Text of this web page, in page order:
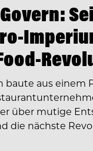
baute aus einem
über mutige
die nächste